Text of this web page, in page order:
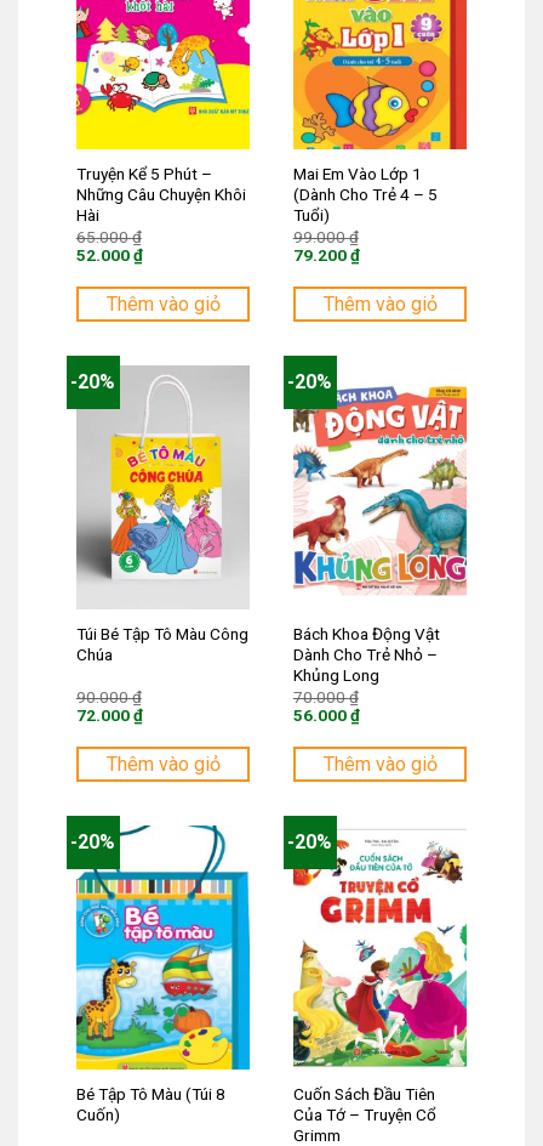
Truyện Kể 5 Phút –
Những Câu Chuyện Khôi
Hài
65.000₫
65.000 ₫.
52.000₫
hiện
là:
Thêm vào giỏ
Mai Em Vào Lớp 1
(Dành Cho Trẻ 4 – 5
Tuổi)
99.000₫
99.000 ₫.
79.200₫
hiện
là:
Thêm vào giỏ
-20%
Túi Bé Tập Tô Màu Công
Chúa
90.000₫
90.000 ₫.
72.000₫
hiện
là:
Thêm vào giỏ
-20%
Bách Khoa Động Vật
Dành Cho Trẻ Nhỏ –
Khủng Long
70.000₫
70.000 ₫.
56.000₫
hiện
là:
Thêm vào giỏ
-20%
Bé Tập Tô Màu (Túi 8
Cuốn)
-20%
Cuốn Sách Đầu Tiên
Của Tớ – Truyện Cổ
Grimm